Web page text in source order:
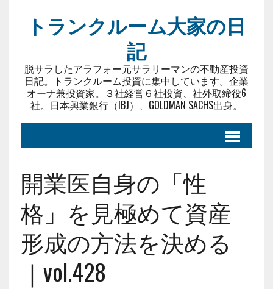
トランクルーム大家の日
記
脱サラしたアラフォー元サラリーマンの不動産投資
日記。トランクルーム投資に集中しています。企業
オーナ兼投資家。３社経営６社投資、社外取締役6
社。日本興業銀行（IBJ）、GOLDMAN SACHS出身。
開業医自身の「性
格」を見極めて資産
形成の方法を決める
｜vol.428